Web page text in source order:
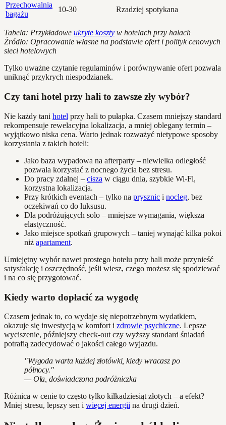
Przechowalnia
bagażu
10-30 Rzadziej spotykana
Tabela: Przykładowe ukryte koszty w hotelach przy halach
Źródło: Opracowanie własne na podstawie ofert i polityk cenowych
sieci hotelowych
Tylko uważne czytanie regulaminów i porównywanie ofert pozwala
uniknąć przykrych niespodzianek.
Czy tani hotel przy hali to zawsze zły wybór?
Nie każdy tani hotel przy hali to pułapka. Czasem mniejszy standard
rekompensuje rewelacyjna lokalizacja, a mniej oblegany termin –
wyjątkowo niska cena. Warto jednak rozważyć nietypowe sposoby
korzystania z takich hoteli:
Jako baza wypadowa na afterparty – niewielka odległość
pozwala korzystać z nocnego życia bez stresu.
Do pracy zdalnej – cisza w ciągu dnia, szybkie Wi-Fi,
korzystna lokalizacja.
Przy krótkich eventach – tylko na prysznic i nocleg, bez
oczekiwań co do luksusu.
Dla podróżujących solo – mniejsze wymagania, większa
elastyczność.
Jako miejsce spotkań grupowych – taniej wynająć kilka pokoi
niż apartament.
Umiejętny wybór nawet prostego hotelu przy hali może przynieść
satysfakcję i oszczędność, jeśli wiesz, czego możesz się spodziewać
i na co się przygotować.
Kiedy warto dopłacić za wygodę
Czasem jednak to, co wydaje się niepotrzebnym wydatkiem,
okazuje się inwestycją w komfort i zdrowie psychiczne. Lepsze
wyciszenie, późniejszy check-out czy wyższy standard śniadań
potrafią zadecydować o jakości całego wyjazdu.
"Wygoda warta każdej złotówki, kiedy wracasz po
północy."
— Ola, doświadczona podróżniczka
Różnica w cenie to często tylko kilkadziesiąt złotych – a efekt?
Mniej stresu, lepszy sen i więcej energii na drugi dzień.